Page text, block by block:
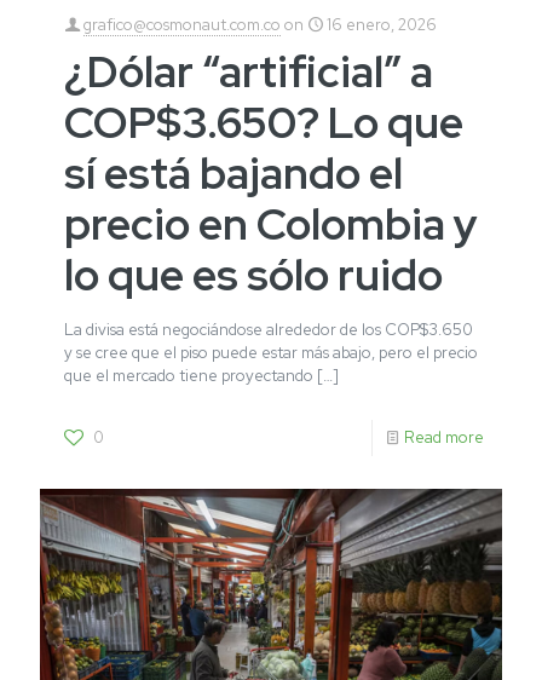
grafico@cosmonaut.com.co on 16 enero, 2026
¿Dólar “artificial” a
COP$3.650? Lo que
sí está bajando el
precio en Colombia y
lo que es sólo ruido
La divisa está negociándose alrededor de los COP$3.650
y se cree que el piso puede estar más abajo, pero el precio
que el mercado tiene proyectando […]
0 Read more